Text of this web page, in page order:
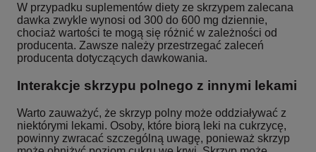
W przypadku suplementów diety ze skrzypem zalecana
dawka zwykle wynosi od 300 do 600 mg dziennie,
chociaż wartości te mogą się różnić w zależności od
producenta. Zawsze należy przestrzegać zaleceń
producenta dotyczących dawkowania.
Interakcje skrzypu polnego z innymi lekami
Warto zauważyć, że skrzyp polny może oddziaływać z
niektórymi lekami. Osoby, które biorą leki na cukrzycę,
powinny zwracać szczególną uwagę, ponieważ skrzyp